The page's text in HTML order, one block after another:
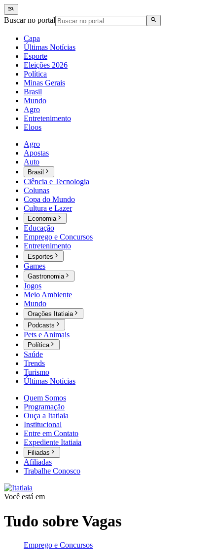
Buscar no portal
Capa
Últimas Notícias
Esporte
Eleições 2026
Política
Minas Gerais
Brasil
Mundo
Agro
Entretenimento
Eloos
Agro
Apostas
Auto
Brasil
Ciência e Tecnologia
Colunas
Copa do Mundo
Cultura e Lazer
Economia
Educação
Emprego e Concursos
Entretenimento
Esportes
Games
Gastronomia
Jogos
Meio Ambiente
Mundo
Orações Itatiaia
Podcasts
Pets e Animais
Política
Saúde
Trends
Turismo
Últimas Notícias
Quem Somos
Programação
Ouça a Itatiaia
Institucional
Entre em Contato
Expediente Itatiaia
Filiadas
Afiliadas
Trabalhe Conosco
Você está em
Tudo sobreVagas
Emprego e Concursos